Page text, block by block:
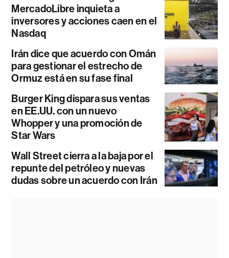
MercadoLibre inquieta a
inversores y acciones caen en el
Nasdaq
Irán dice que acuerdo con Omán
para gestionar el estrecho de
Ormuz está en su fase final
Burger King dispara sus ventas
en EE.UU. con un nuevo
Whopper y una promoción de
Star Wars
Wall Street cierra a la baja por el
repunte del petróleo y nuevas
dudas sobre un acuerdo con Irán